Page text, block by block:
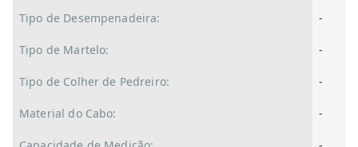
Tipo de Desempenadeira: -
Tipo de Martelo: -
Tipo de Colher de Pedreiro: -
Material do Cabo: -